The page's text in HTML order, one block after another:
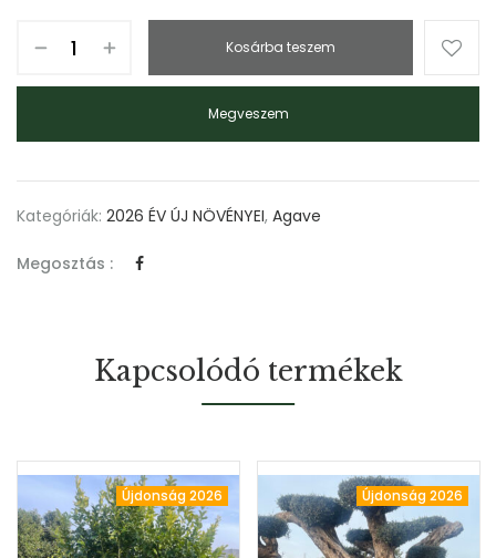
Kosárba teszem
Megveszem
Kategóriák: 2026 ÉV ÚJ NÖVÉNYEI, Agave
Megosztás :
Kapcsolódó termékek
Újdonság 2026 Újdonság 2026